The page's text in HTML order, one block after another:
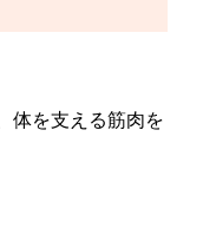
体を支える筋肉を